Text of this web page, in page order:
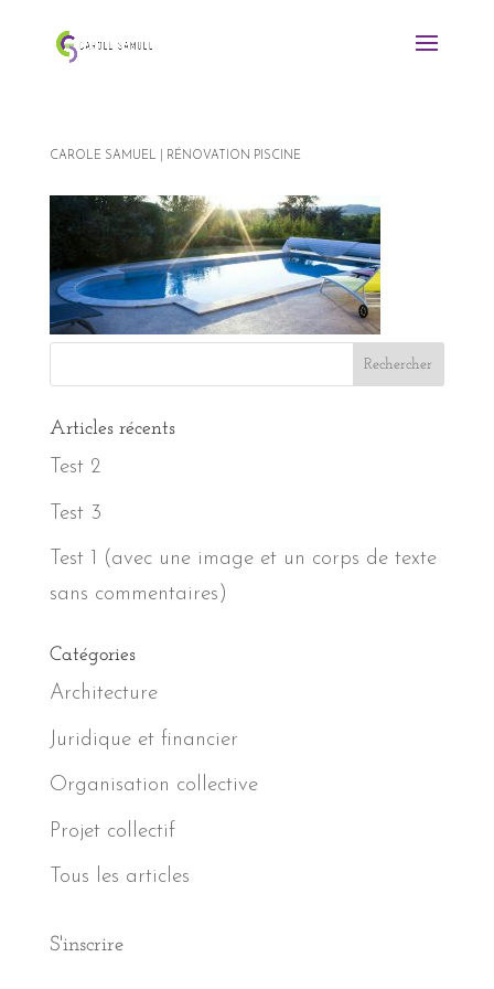
CAROLE SAMUEL | RÉNOVATION PISCINE
Articles récents
Test 2
Test 3
Test 1 (avec une image et un corps de texte
sans commentaires)
Catégories
Architecture
Juridique et financier
Organisation collective
Projet collectif
Tous les articles
S'inscrire